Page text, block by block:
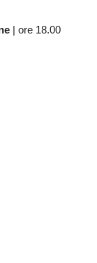
| ore 18.00